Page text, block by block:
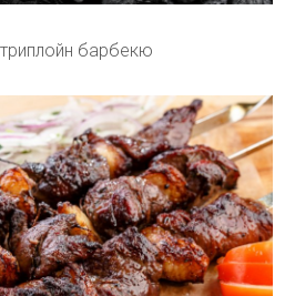
барбекю